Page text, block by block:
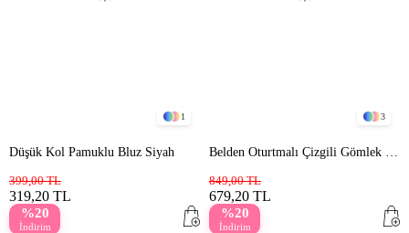
1
Düşük Kol Pamuklu Bluz Siyah
319,20 TL
399,00 TL
%20
İndirim
3
679,20 TL
849,00 TL
%20
İndirim